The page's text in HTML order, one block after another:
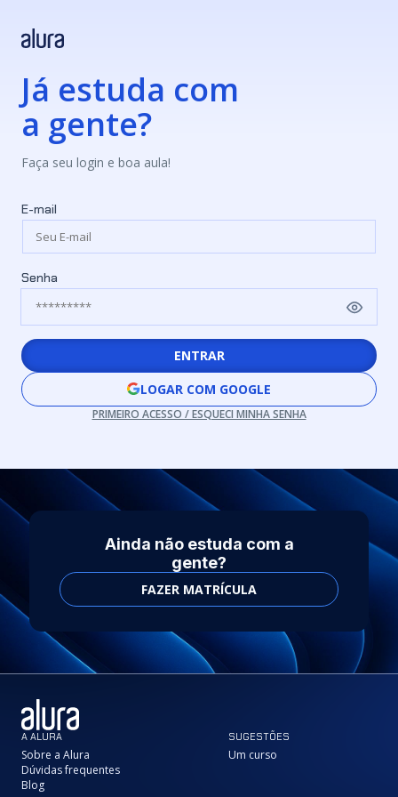
Já estuda com
a gente?
Faça seu login e boa aula!
E-mail
Senha
ENTRAR
LOGAR COM GOOGLE
PRIMEIRO ACESSO / ESQUECI MINHA SENHA
Ainda não estuda com a
gente?
FAZER MATRÍCULA
A ALURA
Sobre a Alura
Dúvidas frequentes
Blog
SUGESTÕES
Um curso